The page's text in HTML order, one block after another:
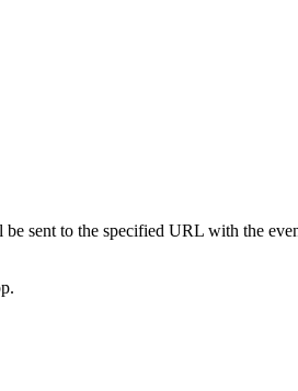
sent to the specified URL with the